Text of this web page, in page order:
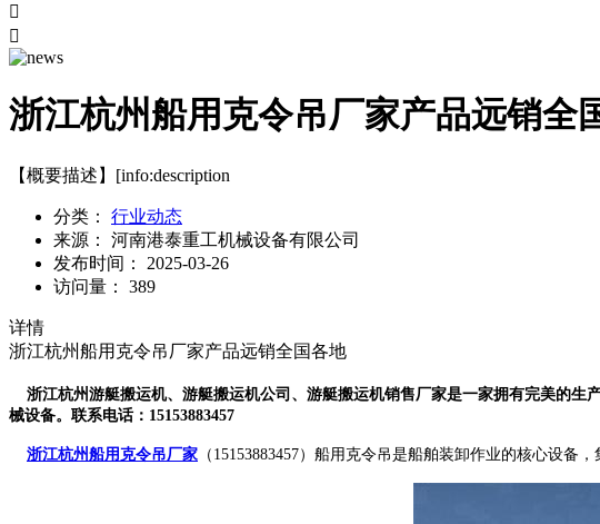


浙江杭州船用克令吊厂家产品远销全
【概要描述】 [info:description
分类：
行业动态
来源：
河南港泰重工机械设备有限公司
发布时间：
2025-03-26
访问量：
389
详情
浙江杭州船用克令吊厂家产品远销全国各地
浙江杭州游艇搬运机、游艇搬运机公司、游艇搬运机销售厂家是一家拥有完美的
械设备。联系电话：15153883457
浙江杭州船用克令吊厂家 （15153883457）船用克令吊是船舶装卸作业的核心设备